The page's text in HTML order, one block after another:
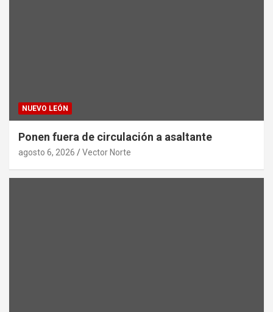
NUEVO LEÓN
Ponen fuera de circulación a asaltante
agosto 6, 2026 Vector Norte